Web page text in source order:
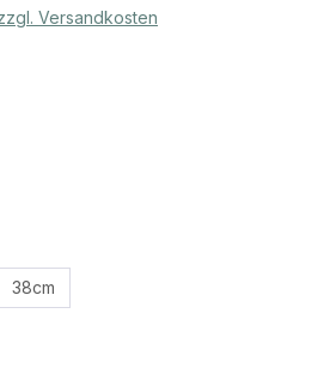
Versandkosten
38cm